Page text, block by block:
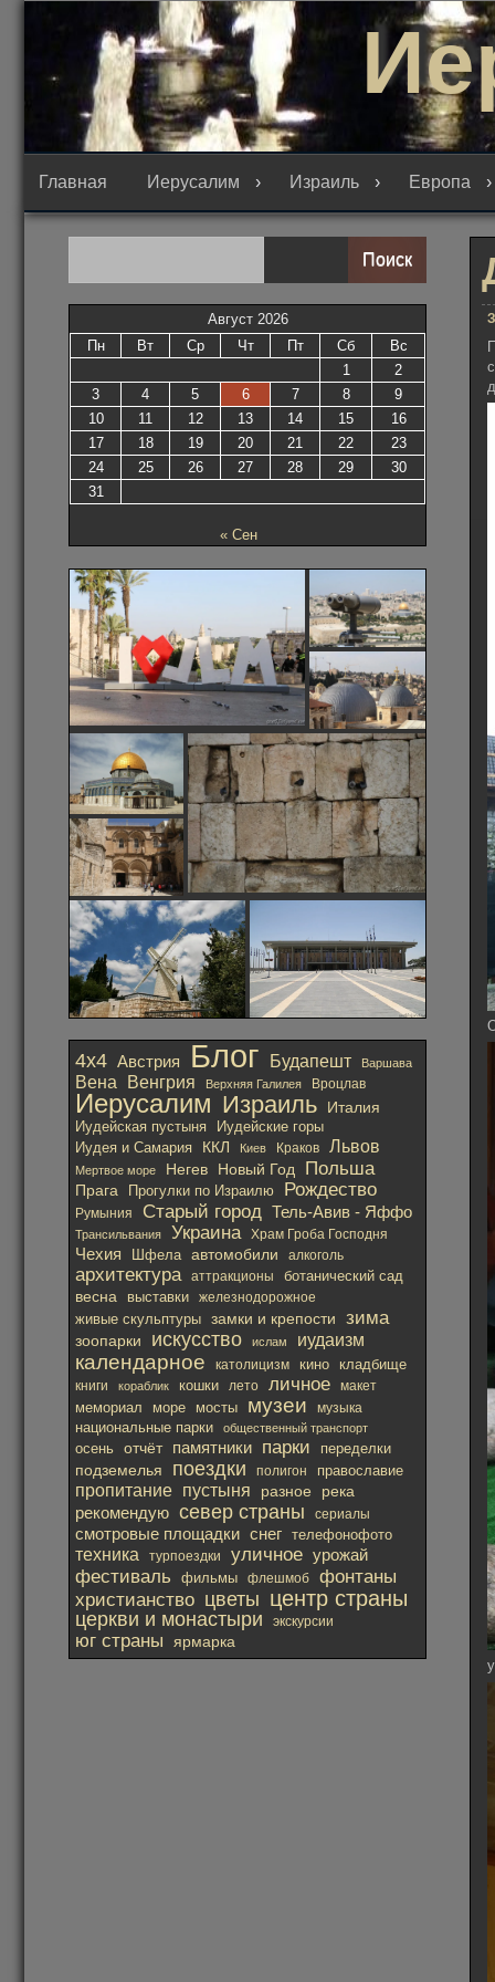
содержимому
Главная Иерусалим Израиль Европа
Поиск
Август 2026
Пн
Вт Ср Чт Пт Сб
Вс
1
2
3
4 5 6 7 8
9
10
11 12 13 14 15
16
17
18 19 20 21 22
23
24
25 26 27 28 29
30
31
« Сен
4х4 Австрия Блог Будапешт Варшава
Вена Венгрия Верхняя Галилея Вроцлав
Иерусалим Израиль Италия
Иудейская пустыня
Иудейские горы
Иудея и Самария
ККЛ Киев Краков Львов
Мертвое море Негев Новый Год Польша
Прага Прогулки по Израилю Рождество
Румыния Старый город Тель-Авив - Яффо
Трансильвания Украина Храм Гроба Господня
Чехия Шфела автомобили алкоголь
архитектура аттракционы ботанический сад
весна выставки
железнодорожное
живые скульптуры
замки и крепости зима
зоопарки искусство ислам иудаизм
календарное католицизм кино кладбище
книги кораблик кошки лето личное макет
мемориал море мосты музеи музыка
национальные парки общественный транспорт
осень отчёт памятники парки переделки
подземелья поездки полигон православие
пропитание пустыня разное река
рекомендую север страны сериалы
смотровые площадки снег телефонофото
техника турпоездки уличное урожай
фестиваль фильмы флешмоб фонтаны
христианство цветы центр страны
церкви и монастыри экскурсии
юг страны ярмарка